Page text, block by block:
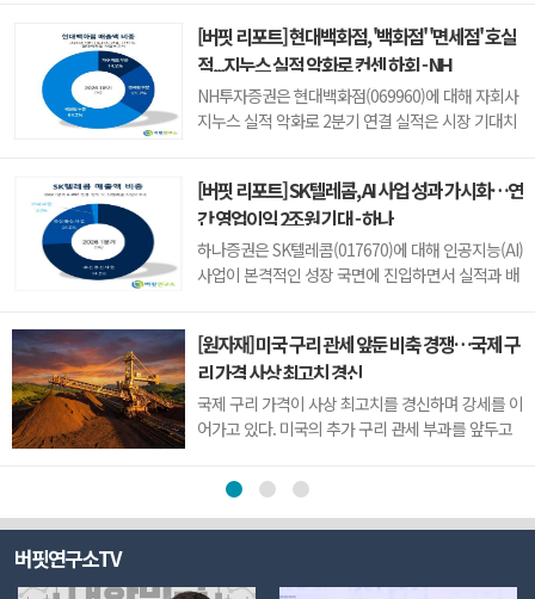
801.67포인트로 거래를 마쳤다. 개인과 기관은 각각
1279억원, 1652억원을 순매수한 반면 외국인은
2923억원을 순매도했다.임정은 KB증권 연구원은
KB리서치 장...
[버핏 리포트] 현대백화점, '백화점' '면세점' 호실
적...지누스 실적 악화로 컨센 하회 - NH
NH투자증권은 현대백화점(069960)에 대해 자회사
지누스 실적 악화로 2분기 연결 실적은 시장 기대치
수’를 유지했으나 목표주가는 기존 24만원에서 18
만원으로 하향했다. 현대백화점의 전일 종가는 11만
100원이다.주영훈 NH투자증권 연...
[버핏 리포트] SK텔레콤, AI 사업 성과 가시화…연
간 영업이익 2조원 기대 - 하나
하나증권은 SK텔레콤(017670)에 대해 인공지능(AI)
사업이 본격적인 성장 국면에 진입하면서 실적과 배
의 전일종가는 9만3000원이다.김홍식 하나증권 연
구원은 "SK텔레콤의 올해 2분기 연결 기준 영업이
익은 5660억원으로 시장 기대치를 웃돌...
[원자재] 미국 구리 관세 앞둔 비축 경쟁…국제 구
리 가격 사상 최고치 경신
국제 구리 가격이 사상 최고치를 경신하며 강세를 이
어가고 있다. 미국의 추가 구리 관세 부과를 앞두고
에서는 공급 부족과 생산 차질까지 겹치면서 가격이
빠르게 상승한 것으로 풀이된다.지난 8월 5일 뉴욕
상업거래소(COMEX)의 9월물 구리 가격은 장중 톤
버핏연구소TV